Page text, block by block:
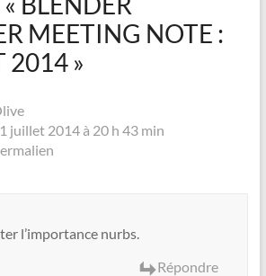
MEETING NOTE :
2014»
juillet 2014 à 20 h 43 min
l’importance nurbs.
Répondre